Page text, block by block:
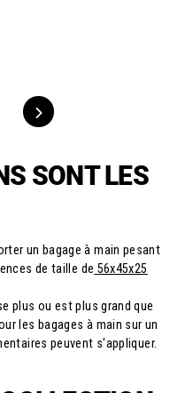
Suivant
SONT LES
un bagage à main pesant
de taille de 56x45x25
plus ou est plus grand que
les bagages à main sur un
peuvent s'appliquer.